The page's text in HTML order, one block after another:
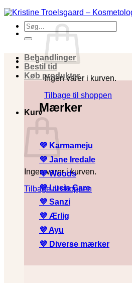
Fortsæt
til
indholdSøg
efter:
Ingen varer i kurven.
Tilbage til shoppen
Kurv
Ingen varer i kurven.
Tilbage til shoppen
Behandlinger
Bestil tid
Køb produkter
Mærker
💜 Karmameju
💜Jane Iredale
💜Woods
💜Lucia Care
💜 Sanzi
💜 Ærlig
💜 Ayu
💜 Diverse mærker